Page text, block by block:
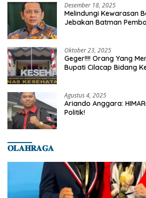
Desember 18, 2025
Melindungi Kewarasan
Jebakan Batman
Oktober 23, 2025
Geger!!!! Orang Yang
Bupati Cilacap Bidang
Agustus 4, 2025
Ariando Anggara:
Politik!
𝐎𝐋𝐀𝐇𝐑𝐀𝐆𝐀